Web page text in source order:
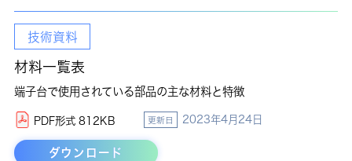
技術資料
材料一覧表
端子台で使用されている部品の主な材料と特徴
PDF形式 812KB 更新日 2023年4月24日
ダウンロード